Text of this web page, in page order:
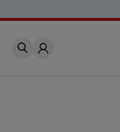
Account